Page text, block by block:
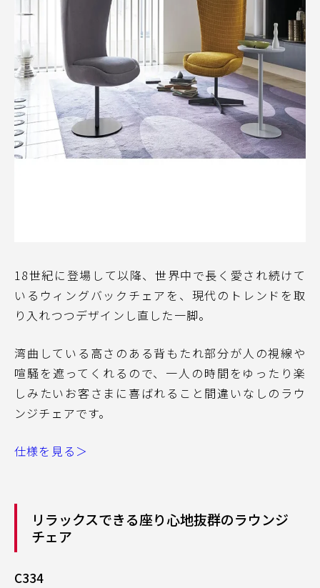
18世紀に登場して以降、世界中で長く愛され続けて
いるウィングバックチェアを、現代のトレンドを取
り入れつつデザインし直した一脚。
湾曲している高さのある背もたれ部分が人の視線や
喧騒を遮ってくれるので、一人の時間をゆったり楽
しみたいお客さまに喜ばれること間違いなしのラウ
ンジチェアです。
仕様を見る＞
リラックスできる座り心地抜群のラウンジ
チェア
C334